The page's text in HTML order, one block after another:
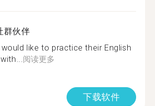
群伙伴
like to practice their English
阅读更多
下载软件